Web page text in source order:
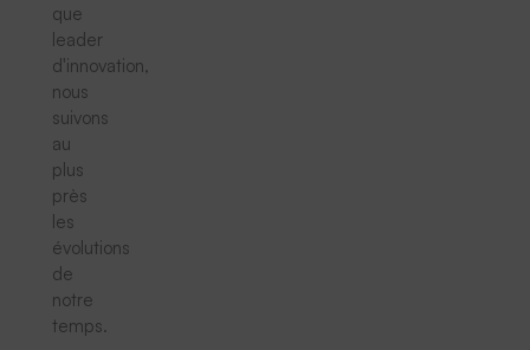
que
leader
d'innovation,
nous
suivons
au
plus
près
les
évolutions
de
notre
temps.